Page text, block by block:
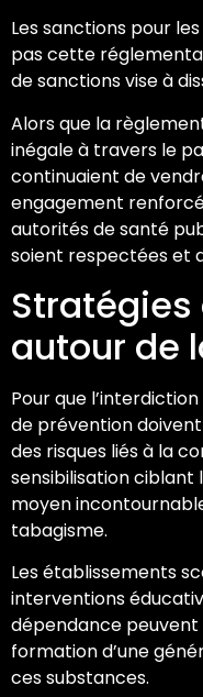
Les sanctions pour
pas cette
de sanctions vise à
Alors que la
inégale à travers le
continuaient de
engagement
autorités de santé
soient respectées et
autour de
Pour que
de prévention
des risques liés à la
sensibilisation ciblant
moyen
tabagisme.
Les établissements
interventions
dépendance peuvent
formation d’une
ces substances.